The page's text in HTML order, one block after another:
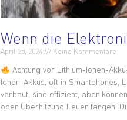
Wenn die
April 25, 2024 Keine Kommentare
Achtung vor Lithium-Ionen-
Ionen-Akkus, oft in Smartphones,
verbaut, sind effizient, aber
oder Überhitzung Feuer fangen.